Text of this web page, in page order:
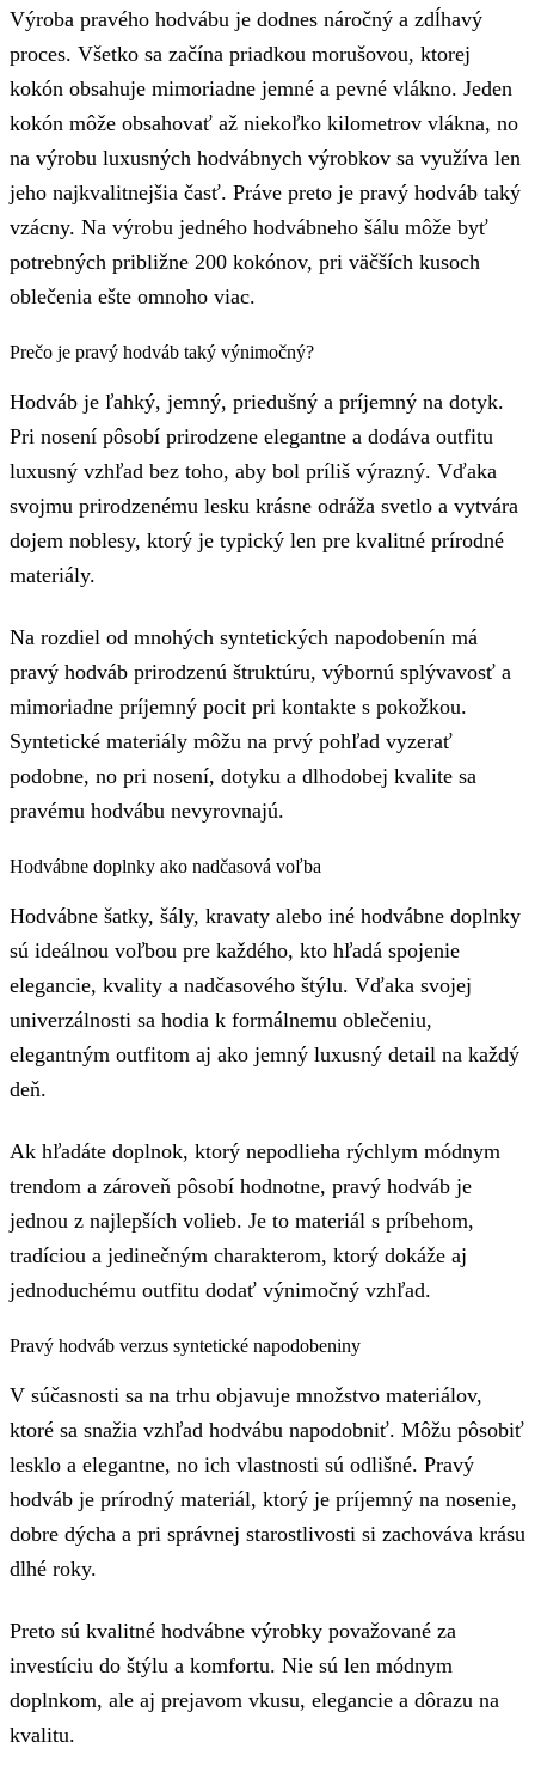
Výroba pravého hodvábu je dodnes náročný a zdĺhavý
proces. Všetko sa začína priadkou morušovou, ktorej
kokón obsahuje mimoriadne jemné a pevné vlákno. Jeden
kokón môže obsahovať až niekoľko kilometrov vlákna, no
na výrobu luxusných hodvábnych výrobkov sa využíva len
jeho najkvalitnejšia časť. Práve preto je pravý hodváb taký
vzácny. Na výrobu jedného hodvábneho šálu môže byť
potrebných približne 200 kokónov, pri väčších kusoch
oblečenia ešte omnoho viac.
Prečo je pravý hodváb taký výnimočný?
Hodváb je ľahký, jemný, priedušný a príjemný na dotyk.
Pri nosení pôsobí prirodzene elegantne a dodáva outfitu
luxusný vzhľad bez toho, aby bol príliš výrazný. Vďaka
svojmu prirodzenému lesku krásne odráža svetlo a vytvára
dojem noblesy, ktorý je typický len pre kvalitné prírodné
materiály.
Na rozdiel od mnohých syntetických napodobenín má
pravý hodváb prirodzenú štruktúru, výbornú splývavosť a
mimoriadne príjemný pocit pri kontakte s pokožkou.
Syntetické materiály môžu na prvý pohľad vyzerať
podobne, no pri nosení, dotyku a dlhodobej kvalite sa
pravému hodvábu nevyrovnajú.
Hodvábne doplnky ako nadčasová voľba
Hodvábne šatky, šály, kravaty alebo iné hodvábne doplnky
sú ideálnou voľbou pre každého, kto hľadá spojenie
elegancie, kvality a nadčasového štýlu. Vďaka svojej
univerzálnosti sa hodia k formálnemu oblečeniu,
elegantným outfitom aj ako jemný luxusný detail na každý
deň.
Ak hľadáte doplnok, ktorý nepodlieha rýchlym módnym
trendom a zároveň pôsobí hodnotne, pravý hodváb je
jednou z najlepších volieb. Je to materiál s príbehom,
tradíciou a jedinečným charakterom, ktorý dokáže aj
jednoduchému outfitu dodať výnimočný vzhľad.
Pravý hodváb verzus syntetické napodobeniny
V súčasnosti sa na trhu objavuje množstvo materiálov,
ktoré sa snažia vzhľad hodvábu napodobniť. Môžu pôsobiť
lesklo a elegantne, no ich vlastnosti sú odlišné. Pravý
hodváb je prírodný materiál, ktorý je príjemný na nosenie,
dobre dýcha a pri správnej starostlivosti si zachováva krásu
dlhé roky.
Preto sú kvalitné hodvábne výrobky považované za
investíciu do štýlu a komfortu. Nie sú len módnym
doplnkom, ale aj prejavom vkusu, elegancie a dôrazu na
kvalitu.